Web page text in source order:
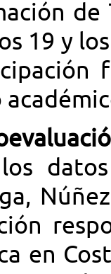
de
19 y
en